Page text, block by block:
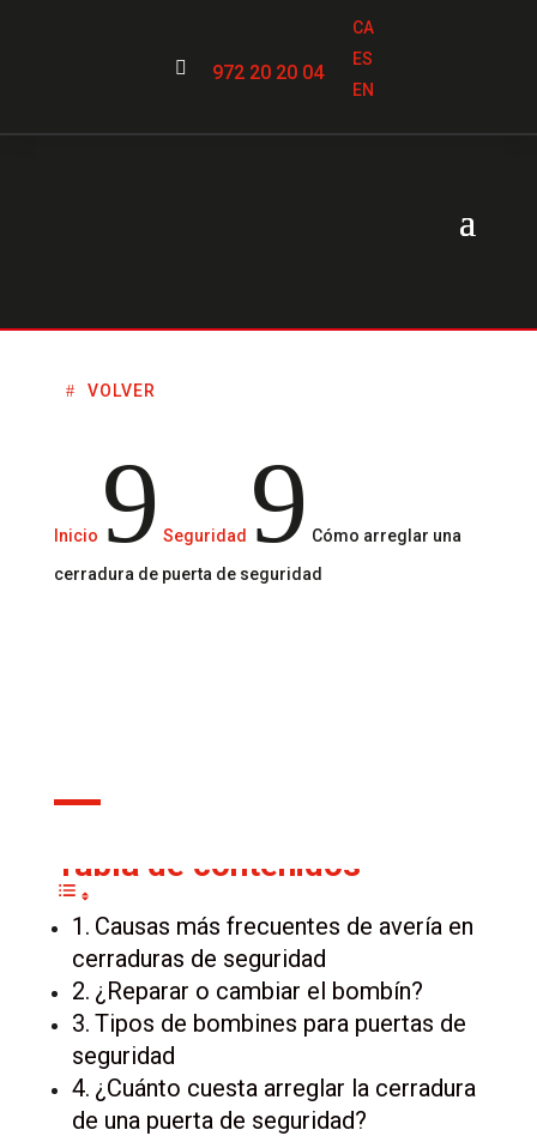
 972 20 20 04
CA
ES
EN
VOLVER
Inicio 9 Seguridad 9 Cómo arreglar una
cerradura de puerta de seguridad
Tabla de contenidos
Causas más frecuentes de avería en
cerraduras de seguridad
¿Reparar o cambiar el bombín?
Tipos de bombines para puertas de
seguridad
¿Cuánto cuesta arreglar la cerradura
de una puerta de seguridad?